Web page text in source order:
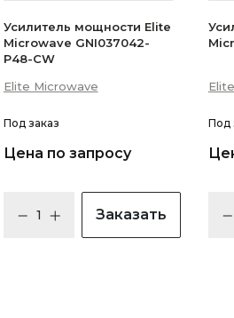
Усилитель мощности Elite
Microwave GNI037042-
P48-CW
Elite Microwave
Под заказ
Цена по запросу
Заказать
Под